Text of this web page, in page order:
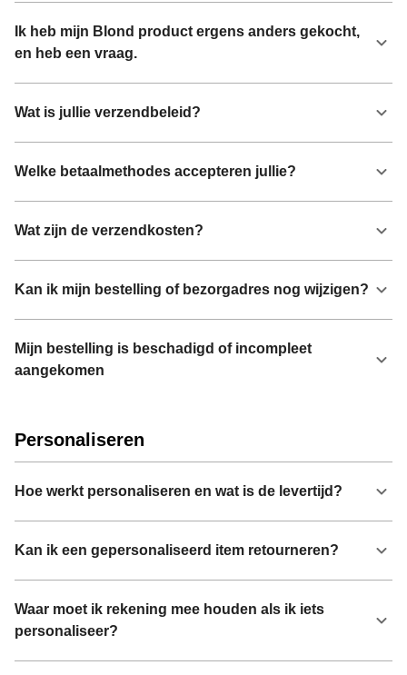
Ik heb mijn Blond product ergens anders gekocht,
en heb een vraag.
Wat is jullie verzendbeleid?
Welke betaalmethodes accepteren jullie?
Wat zijn de verzendkosten?
Kan ik mijn bestelling of bezorgadres nog wijzigen?
Mijn bestelling is beschadigd of incompleet
aangekomen
Personaliseren
Hoe werkt personaliseren en wat is de levertijd?
Kan ik een gepersonaliseerd item retourneren?
Waar moet ik rekening mee houden als ik iets
personaliseer?